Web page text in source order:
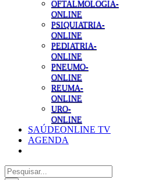
OFTALMOLOGIA-
ONLINE
PSIQUIATRIA-
ONLINE
PEDIATRIA-
ONLINE
PNEUMO-
ONLINE
REUMA-
ONLINE
URO-
ONLINE
SAÚDEONLINE TV
AGENDA
Pesquisar